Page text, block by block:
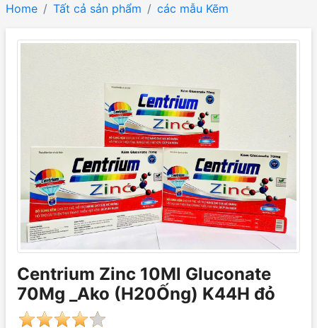
Home Tất cả sản phẩm các mẫu Kẽm
Centrium Zinc 10Ml Gluconate
70Mg _Ako (H20Ống) K44H đỏ